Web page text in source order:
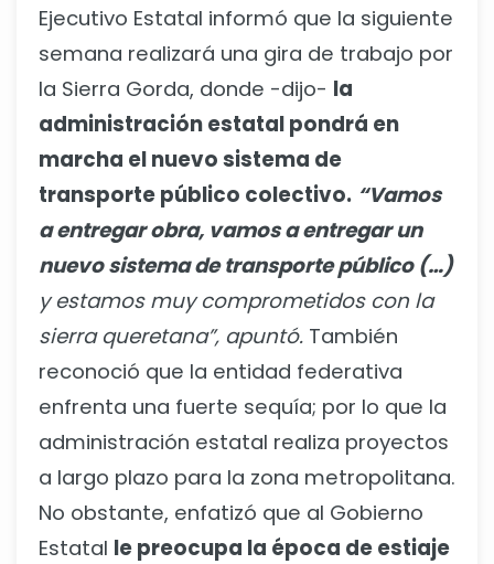
Ejecutivo Estatal informó que la siguiente
semana realizará una gira de trabajo por
la Sierra Gorda, donde -dijo- la
administración estatal pondrá en
marcha el nuevo sistema de
transporte público colectivo. “Vamos
a entregar obra, vamos a entregar un
nuevo sistema de transporte público (…)
y estamos muy comprometidos con la
sierra queretana”, apuntó. También
reconoció que la entidad federativa
enfrenta una fuerte sequía; por lo que la
administración estatal realiza proyectos
a largo plazo para la zona metropolitana.
No obstante, enfatizó que al Gobierno
Estatal le preocupa la época de estiaje